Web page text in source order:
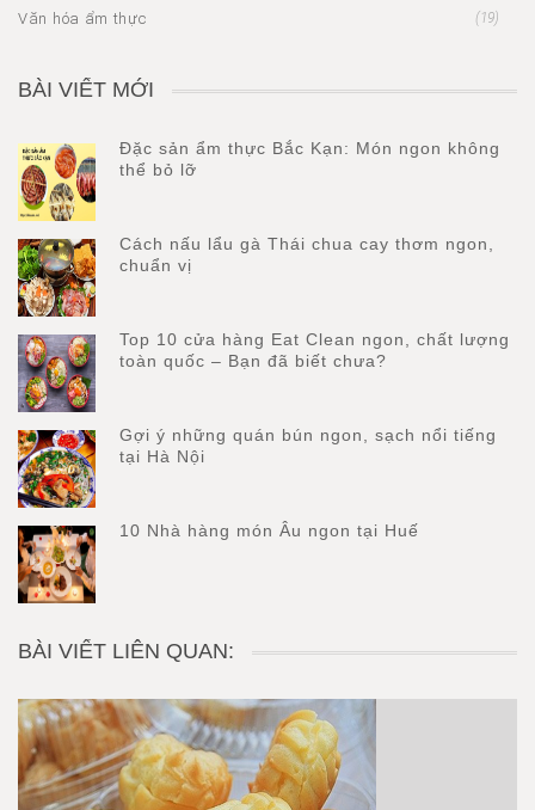
Văn hóa ẩm thực (19)
BÀI VIẾT MỚI
Đặc sản ẩm thực Bắc Kạn: Món ngon không
thể bỏ lỡ
Cách nấu lẩu gà Thái chua cay thơm ngon,
chuẩn vị
Top 10 cửa hàng Eat Clean ngon, chất lượng
toàn quốc – Bạn đã biết chưa?
Gợi ý những quán bún ngon, sạch nổi tiếng
tại Hà Nội
10 Nhà hàng món Âu ngon tại Huế
BÀI VIẾT LIÊN QUAN: